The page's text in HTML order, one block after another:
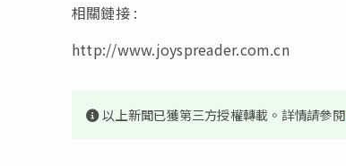
相關鏈接 :
http://www.joyspreader.com.cn
以上新聞已獲第三方授權轉載。詳情請參閱